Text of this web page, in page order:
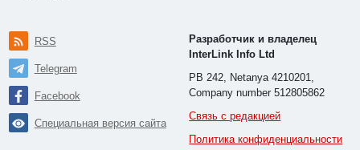
RSS
Telegram
Facebook
Специальная версия сайта
Разработчик и владелец
InterLink Info Ltd
PB 242, Netanya 4210201,
Company number 512805862
Связь с редакцией
Политика конфиденциальности